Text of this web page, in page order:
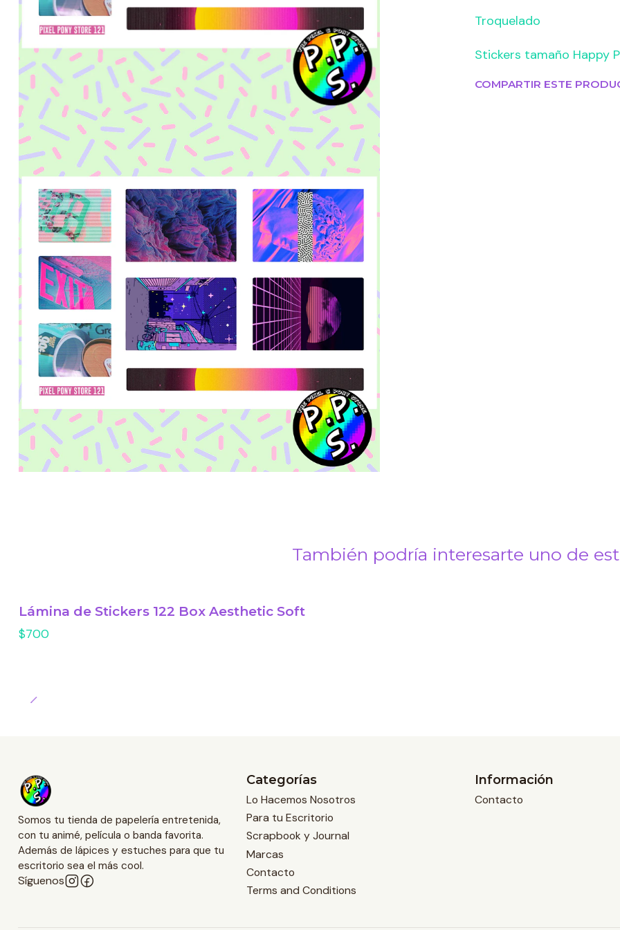
Troquelado
Stickers tamaño Happy
COMPARTIR ESTE
También podría interesarte uno de
Lámina de Stickers 122 Box Aesthetic Soft
$700
Somos tu tienda de papelería entretenida,
con tu animé, película o banda favorita.
Además de lápices y estuches para que tu
escritorio sea el más cool.
Síguenos
Categorías
Lo Hacemos Nosotros
Para tu Escritorio
Scrapbook y Journal
Marcas
Contacto
Terms and Conditions
Información
Contacto